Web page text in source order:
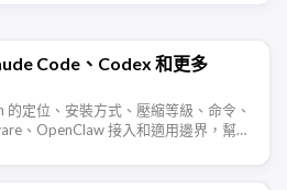
Code、Codex 和更多
的定位、安裝方式、壓縮等級、命令、
、OpenClaw 接入和適用邊界，幫助